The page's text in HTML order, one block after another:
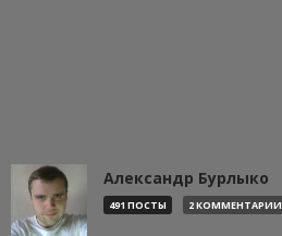
Александр Бурлыко
491 ПОСТЫ 2 КОММЕНТАРИИ